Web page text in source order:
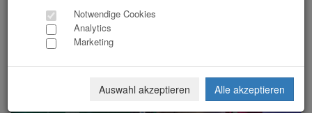
Notwendige Cookies
Analytics
Marketing
Auswahl akzeptieren Alle akzeptieren